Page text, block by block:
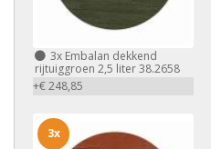
3x Embalan dekkend
rijtuiggroen 2,5 liter 38.2658
+€ 248,85
3x